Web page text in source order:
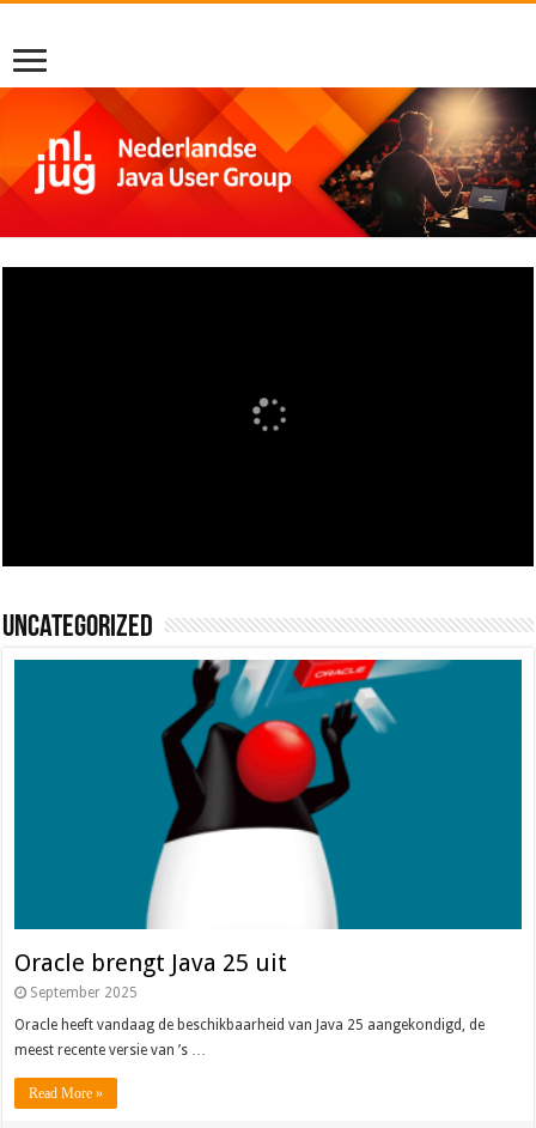
Uncategorized
Oracle brengt Java 25 uit
September 2025
Oracle heeft vandaag de beschikbaarheid van Java 25 aangekondigd, de
meest recente versie van ’s …
Read More »